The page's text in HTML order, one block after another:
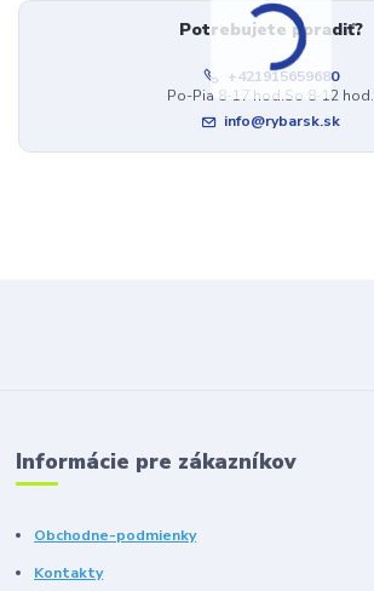
Potrebujete poradiť?
+421915659680
Po-Pia 8-17 hod.So 8-12 hod.
info@rybarsk.sk
Informácie pre zákazníkov
Obchodne-podmienky
Kontakty